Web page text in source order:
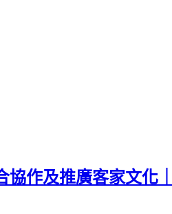
作及推廣客家文化